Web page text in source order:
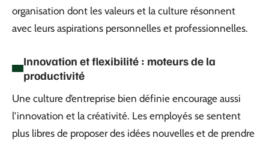
organisation dont les valeurs et la culture résonnent
avec leurs aspirations personnelles et professionnelles.
Innovation et flexibilité : moteurs de la
productivité
Une culture d’entreprise bien définie encourage aussi
l’innovation et la créativité. Les employés se sentent
plus libres de proposer des idées nouvelles et de prendre